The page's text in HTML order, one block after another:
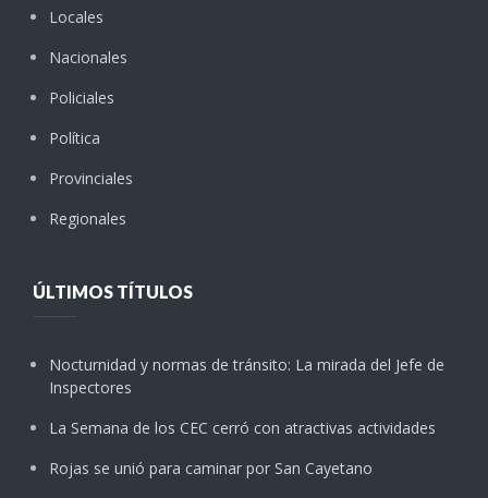
Locales
Nacionales
Policiales
Política
Provinciales
Regionales
ÚLTIMOS TÍTULOS
Nocturnidad y normas de tránsito: La mirada del Jefe de
Inspectores
La Semana de los CEC cerró con atractivas actividades
Rojas se unió para caminar por San Cayetano